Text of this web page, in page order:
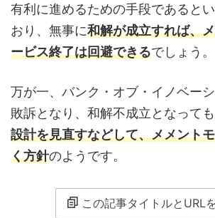
有利に進めるための手段であると
おり、無事に和解が成立すれば、
ービス終了は回避できるでしょう。
万が一、バンク・オブ・イノベーシ
敗訴となり、和解不成立となって
設計を見直すなどして、メメント
く方針のようです。
この記事タイトルとURL